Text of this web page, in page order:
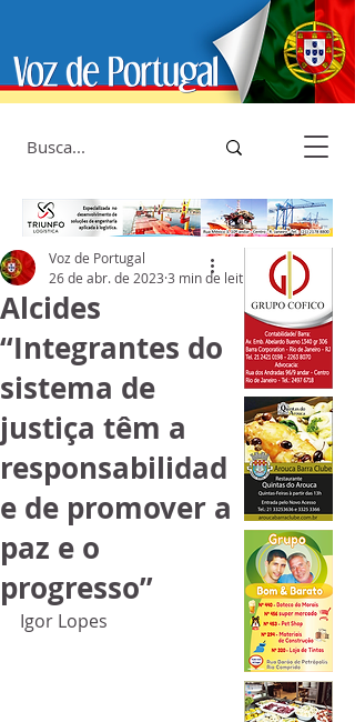
Alcides
“Integrantes do
sistema de
justiça têm a
responsabilidad
e de promover a
paz e o
progresso”
Voz de Portugal
26 de abr. de 2023 3 min de leitura
Igor Lopes